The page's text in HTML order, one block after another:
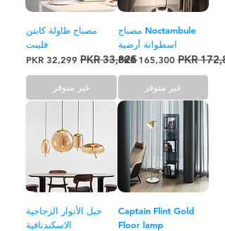
Noctambule مصباح
اسطوانة أرضية
عادي
سعر البيع‏165,300 PKR
غير متوفر
مصباح طاولة كابتن
فلينت
سعر عادي
سعر البيع
غير متوفر
Captain Flint Gold
Floor lamp
حبل الأنوار الزجاجية
الاسكندنافية